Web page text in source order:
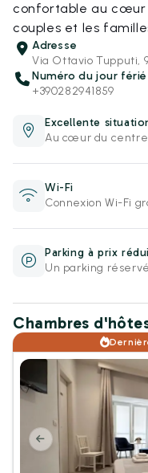
confortable au cœur
couples et les
Adresse
Via Ottavio Tupputi,
Numéro du jour férié
+390282941859
Excellente
Au cœur du
Wi-Fi
Connexion Wi-Fi
Parking à prix
Un parking
Chambres